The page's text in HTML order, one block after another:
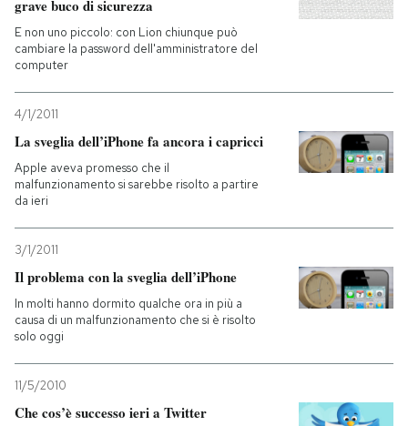
grave buco di sicurezza
E non uno piccolo: con Lion chiunque può
cambiare la password dell'amministratore del
computer
4/1/2011
La sveglia dell’iPhone fa ancora i capricci
Apple aveva promesso che il
malfunzionamento si sarebbe risolto a partire
da ieri
3/1/2011
Il problema con la sveglia dell’iPhone
In molti hanno dormito qualche ora in più a
causa di un malfunzionamento che si è risolto
solo oggi
11/5/2010
Che cos’è successo ieri a Twitter